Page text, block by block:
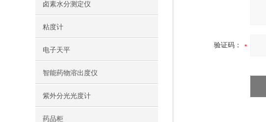
卤素水分测定仪
粘度计
电子天平
智能药物溶出度仪
紫外分光光度计
药品柜
验证码：